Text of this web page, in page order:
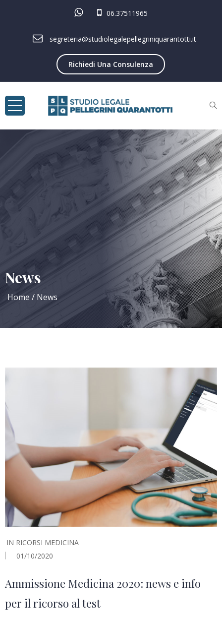
06.37511965
segreteria@studiolegalepellegriniquarantotti.it
Richiedi Una Consulenza
News
Home News
IN RICORSI MEDICINA
01/10/2020
Ammissione Medicina 2020: news e info
per il ricorso al test